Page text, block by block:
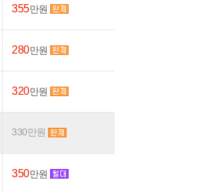
355만원
280만원
320만원
330만원
350만원